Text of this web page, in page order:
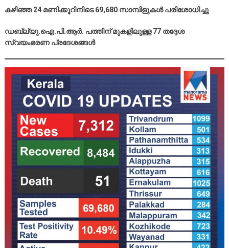
കഴിഞ്ഞ 24 മണിക്കൂറിനിടെ 69,680 സാമ്പിളുകള്‍ പരിശോധിച്ചു
ഡബ്ല്യു.ഐ.പി.ആര്‍. പത്തിന് മുകളിലുള്ള 77 തദ്ദേശ
സ്വയംഭരണ പ്രദേശങ്ങള്‍